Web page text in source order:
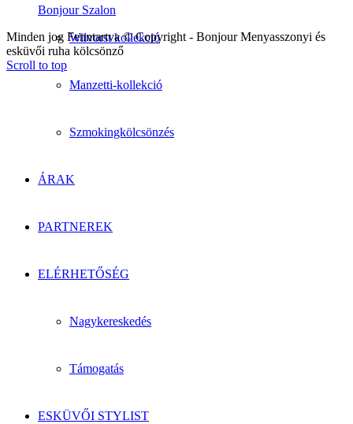
Wilvorst kollekció
Manzetti-kollekció
Szmokingkölcsönzés
ÁRAK
PARTNEREK
ELÉRHETŐSÉG
Nagykereskedés
Támogatás
ESKÜVŐI STYLIST
Bonjour Szalon
Minden jog Fenntartva © Copyright - Bonjour Menyasszonyi és
esküvői ruha kölcsönző
Scroll to top